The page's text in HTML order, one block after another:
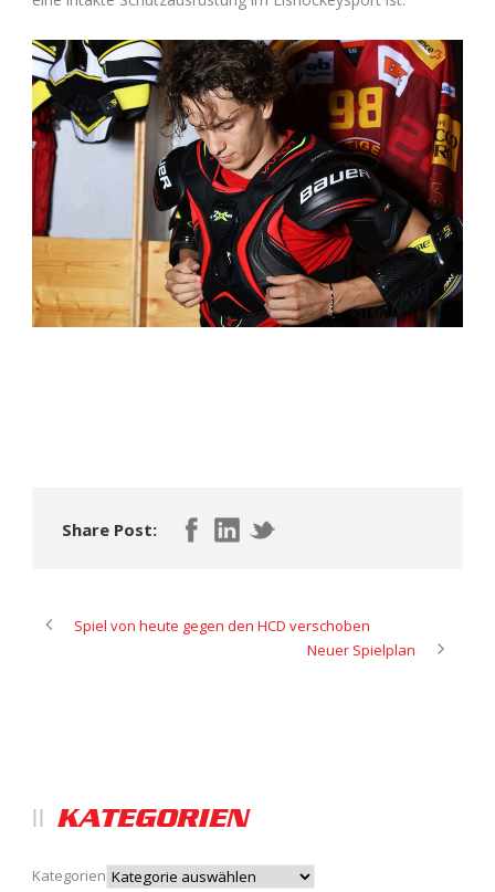
Share Post:
Spiel von heute gegen den HCD verschoben
Neuer Spielplan
KATEGORIEN
Kategorien